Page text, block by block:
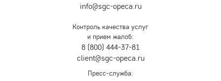
info@sgc-opeca.ru
Контроль качества услуг
и прием жалоб:
8 (800) 444-37-81
client@sgc-opeca.ru
Пресс-служба: